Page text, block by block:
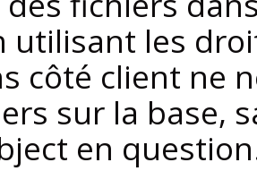
utilisant les
côté client ne
sur la base,
en